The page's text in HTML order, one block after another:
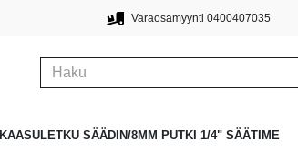
Varaosamyynti 0400407035
KAASULETKU SÄÄDIN/8MM PUTKI 1/4" SÄÄTIME